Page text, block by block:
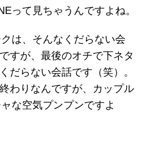
って見ちゃうんですよね。
は、そんなくだらない会
すが、最後のオチで下ネタ
だらない会話です（笑）。
わりなんですが、カップル
な空気プンプンですよ